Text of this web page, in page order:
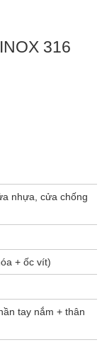
316
nhựa, cửa chống
+ ốc vít)
tay nắm + thân